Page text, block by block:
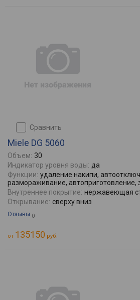
сравнить
Miele DG 5060
Объем: 30
Индикатор уровня воды: да
Функции: удаление накипи,
размораживание, автоприготовление,
Внутреннее покрытие: нержавеющая
Открывание: сверху вниз
Отзывы 0
от 135150 руб.